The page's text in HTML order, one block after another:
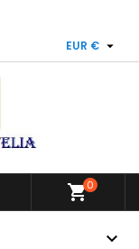
EUR € 
shopping_cart0